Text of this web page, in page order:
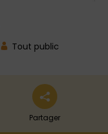
Tout public
Partager